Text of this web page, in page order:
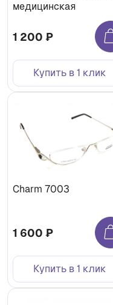
медицинская
1 200 ₽
Купить в 1 клик
Charm 7003
1 600 ₽
Купить в 1 клик